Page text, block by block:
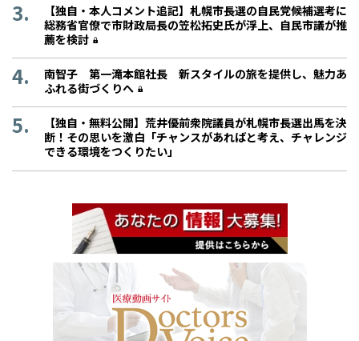
【独自・本人コメント追記】札幌市長選の自民党候補選考に
総務省官僚で市財政局長の笠松拓史氏が浮上、自民市議が推
薦を検討
南智子 第一滝本館社長 新スタイルの旅を提供し、魅力あ
ふれる街づくりへ
【独自・無料公開】荒井優前衆院議員が札幌市長選出馬を決
断！その思いを激白「チャンスがあればと考え、チャレンジ
できる環境をつくりたい」